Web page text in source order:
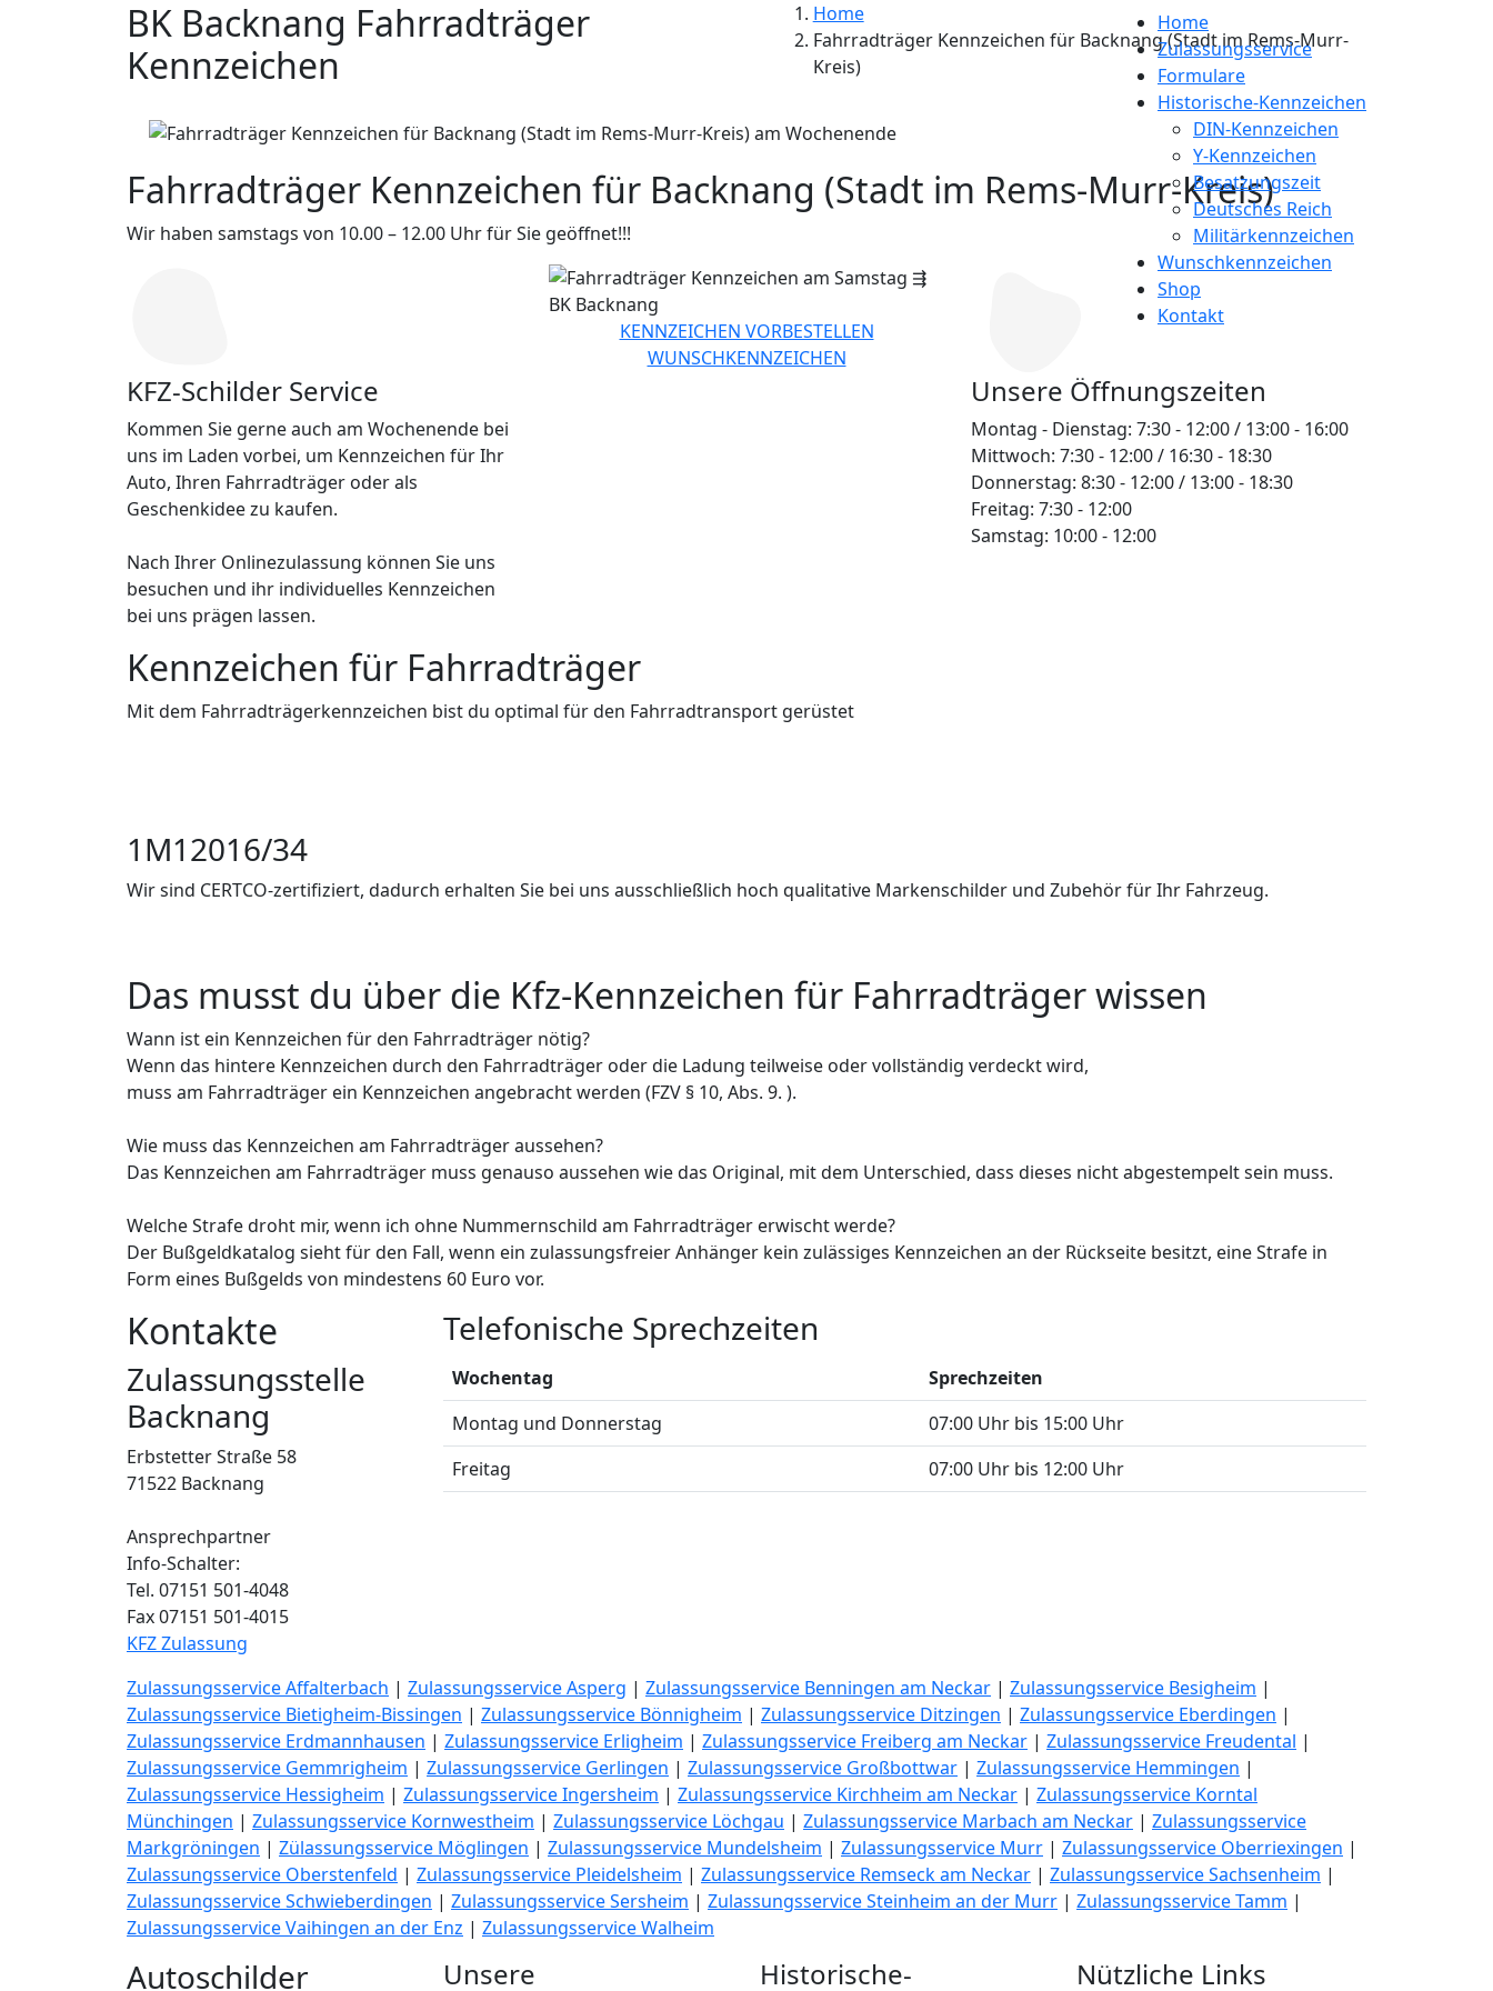
Home
Zulassungsservice
Formulare
Historische-Kennzeichen
DIN-Kennzeichen
Y-Kennzeichen
Besatzungszeit
Deutsches Reich
Militärkennzeichen
Wunschkennzeichen
Shop
Kontakt
BK Backnang Fahrradträger
Kennzeichen
Home
Fahrradträger Kennzeichen für Backnang (Stadt im Rems-Murr-
Kreis)
Fahrradträger Kennzeichen für Backnang (Stadt im Rems-Murr-Kreis)
Wir haben samstags von 10.00 – 12.00 Uhr für Sie geöffnet!!!
KFZ-Schilder Service
Kommen Sie gerne auch am Wochenende bei
uns im Laden vorbei, um Kennzeichen für Ihr
Auto, Ihren Fahrradträger oder als
Geschenkidee zu kaufen.
Nach Ihrer Onlinezulassung können Sie uns
besuchen und ihr individuelles Kennzeichen
bei uns prägen lassen.
KENNZEICHEN VORBESTELLEN
WUNSCHKENNZEICHEN
Unsere Öffnungszeiten
Montag - Dienstag: 7:30 - 12:00 / 13:00 - 16:00
Mittwoch: 7:30 - 12:00 / 16:30 - 18:30
Donnerstag: 8:30 - 12:00 / 13:00 - 18:30
Freitag: 7:30 - 12:00
Samstag: 10:00 - 12:00
Kennzeichen für Fahrradträger
Mit dem Fahrradträgerkennzeichen bist du optimal für den Fahrradtransport gerüstet
1M12016/34
Wir sind CERTCO-zertifiziert, dadurch erhalten Sie bei uns ausschließlich hoch qualitative Markenschilder und Zubehör für Ihr Fahrzeug.
Das musst du über die Kfz-Kennzeichen für Fahrradträger wissen
Wann ist ein Kennzeichen für den Fahrradträger nötig?
Wenn das hintere Kennzeichen durch den Fahrradträger oder die Ladung teilweise oder vollständig verdeckt wird,
muss am Fahrradträger ein Kennzeichen angebracht werden (FZV § 10, Abs. 9. ).
Wie muss das Kennzeichen am Fahrradträger aussehen?
Das Kennzeichen am Fahrradträger muss genauso aussehen wie das Original, mit dem Unterschied, dass dieses nicht abgestempelt sein muss.
Welche Strafe droht mir, wenn ich ohne Nummernschild am Fahrradträger erwischt werde?
Der Bußgeldkatalog sieht für den Fall, wenn ein zulassungsfreier Anhänger kein zulässiges Kennzeichen an der Rückseite besitzt, eine Strafe in
Form eines Bußgelds von mindestens 60 Euro vor.
Kontakte
Zulassungsstelle
Backnang
Erbstetter Straße 58
71522 Backnang
Ansprechpartner
Info-Schalter:
Tel. 07151 501-4048
Fax 07151 501-4015
KFZ Zulassung
Telefonische Sprechzeiten
Wochentag
Sprechzeiten
Montag und Donnerstag
07:00 Uhr bis 15:00 Uhr
Freitag
07:00 Uhr bis 12:00 Uhr
Zulassungsservice Affalterbach | Zulassungsservice Asperg | Zulassungsservice Benningen am Neckar | Zulassungsservice Besigheim |
Zulassungsservice Bietigheim-Bissingen | Zulassungsservice Bönnigheim | Zulassungsservice Ditzingen | Zulassungsservice Eberdingen |
Zulassungsservice Erdmannhausen | Zulassungsservice Erligheim | Zulassungsservice Freiberg am Neckar | Zulassungsservice Freudental |
Zulassungsservice Gemmrigheim | Zulassungsservice Gerlingen | Zulassungsservice Großbottwar | Zulassungsservice Hemmingen |
Zulassungsservice Hessigheim | Zulassungsservice Ingersheim | Zulassungsservice Kirchheim am Neckar | Zulassungsservice Korntal
Münchingen | Zulassungsservice Kornwestheim | Zulassungsservice Löchgau | Zulassungsservice Marbach am Neckar | Zulassungsservice
Markgröningen | Zülassungsservice Möglingen | Zulassungsservice Mundelsheim | Zulassungsservice Murr | Zulassungsservice Oberriexingen |
Zulassungsservice Oberstenfeld | Zulassungsservice Pleidelsheim | Zulassungsservice Remseck am Neckar | Zulassungsservice Sachsenheim |
Zulassungsservice Schwieberdingen | Zulassungsservice Sersheim | Zulassungsservice Steinheim an der Murr | Zulassungsservice Tamm |
Zulassungsservice Vaihingen an der Enz | Zulassungsservice Walheim
Autoschilder
Unsere
Historische-
Nützliche Links